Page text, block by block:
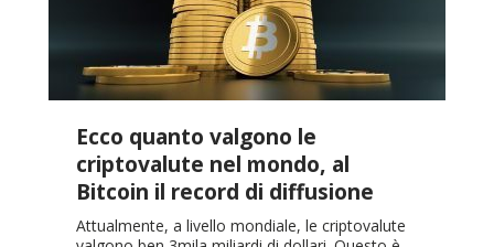
Ecco quanto valgono le
criptovalute nel mondo, al
Bitcoin il record di diffusione
Attualmente, a livello mondiale, le criptovalute